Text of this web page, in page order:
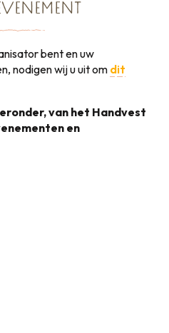
bent en uw
nodigen wij u uit om dit
van het Handvest
en